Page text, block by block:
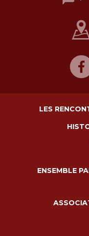
LES
ENSEMBLE